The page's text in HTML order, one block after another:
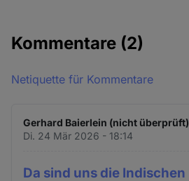
Kommentare (2)
Netiquette für Kommentare
Gerhard Baierlein (nicht überprüft)
Di. 24 Mär 2026 - 18:14
Da sind uns die Indischen